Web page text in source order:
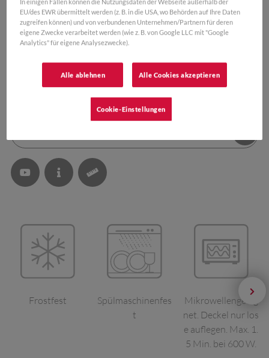
FARBEN:
Frostfest
Spülmaschinenfes
t
Mikrowellengeeig
net. Deckel nur los
e auflegen. Max. 1.
5 Min. bei 600 W.
In einigen Fällen können die Nutzungsdaten der Webseite außerhalb der
EU/des EWR übermittelt werden (z. B. in die USA, wo Behörden auf Ihre Daten
zugreifen können) und von verbundenen Unternehmen/Partnern für deren
eigene Zwecke verarbeitet werden (wie z. B. von Google LLC mit "Google
Analytics" für eigene Analysezwecke).
Alle ablehnen Alle Cookies akzeptieren
Cookie-Einstellungen